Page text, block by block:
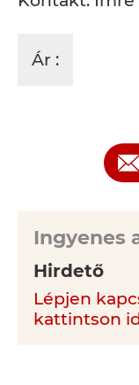
Ár :
Ingyenes
Hirdető
Lépjen
kattintson